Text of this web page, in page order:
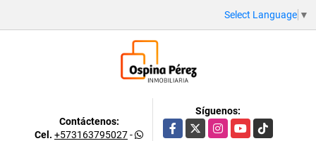
Select Language ▼
Contáctenos:
Cel. +573163795027-
Síguenos:
Facebook
X InstagramYouTubeTikTok